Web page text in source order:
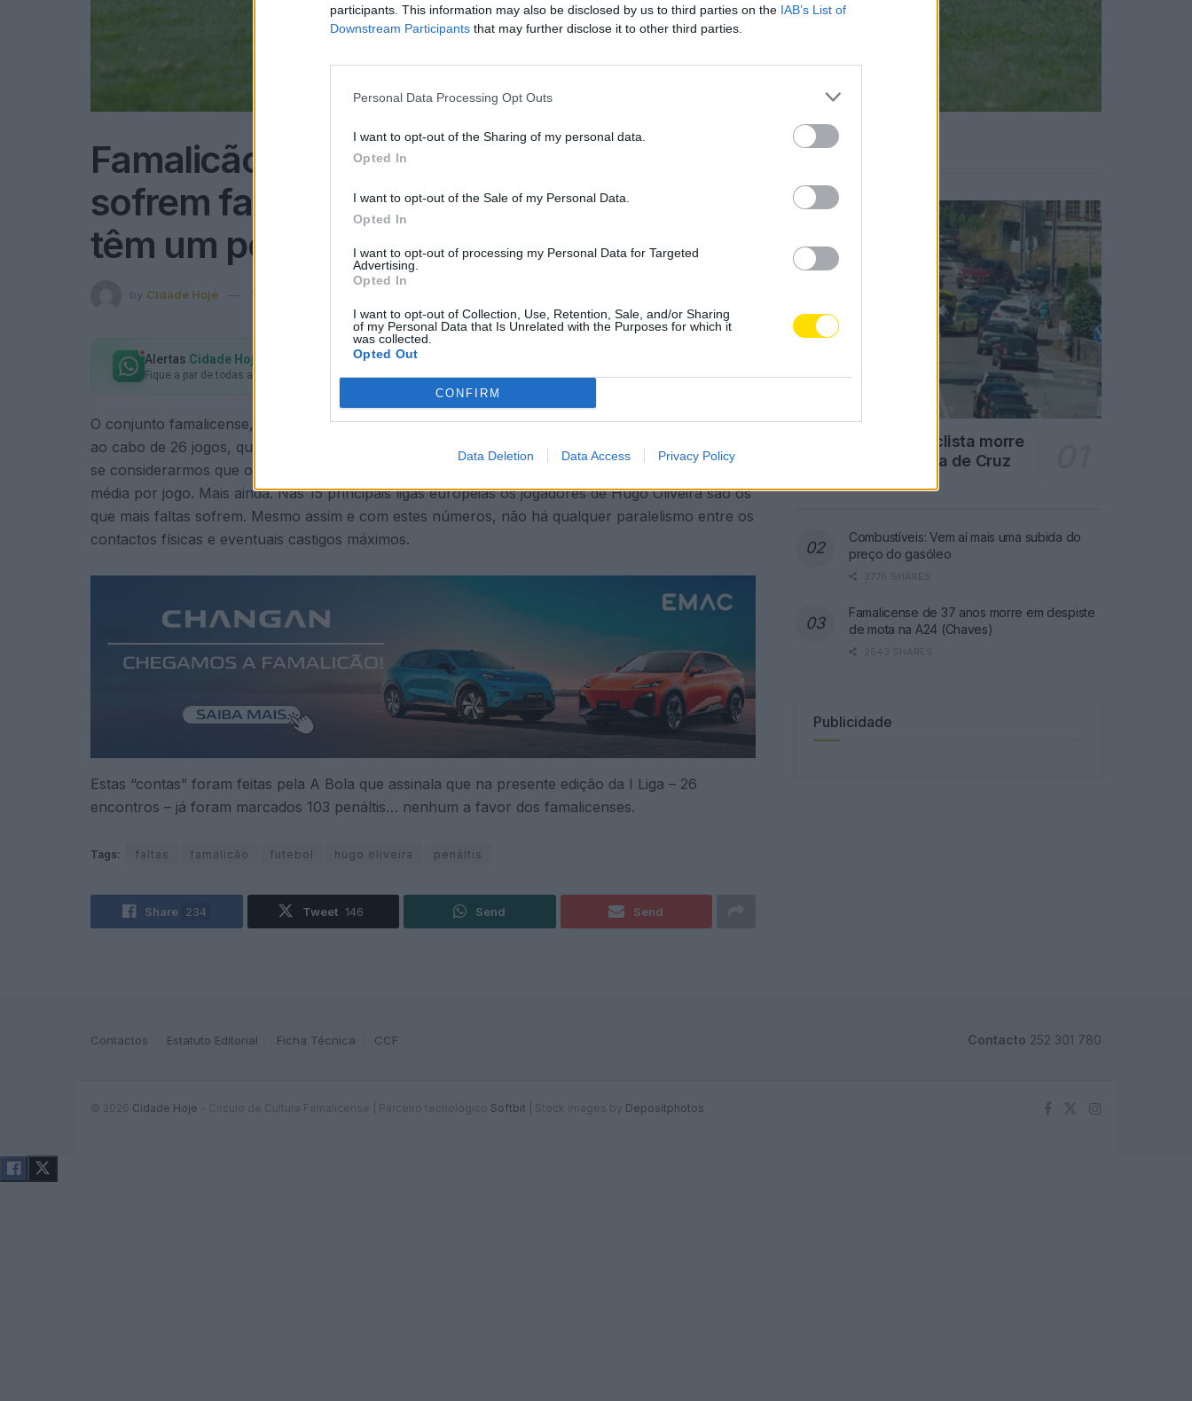
participants. This information may also be disclosed by us to third parties on the IAB’s List of
Downstream Participants that may further disclose it to other third parties.
Personal Data Processing Opt Outs
I want to opt-out of the Sharing of my personal data.
Opted In
I want to opt-out of the Sale of my Personal Data.
Opted In
I want to opt-out of processing my Personal Data for Targeted
Advertising.
Opted In
I want to opt-out of Collection, Use, Retention, Sale, and/or Sharing
of my Personal Data that Is Unrelated with the Purposes for which it
was collected.
Opted Out
CONFIRM
Data Deletion Data Access Privacy Policy
Famalicão: Famalicenses atacam e
sofrem faltas como poucos… mas não
têm um penálti a seu favor
by Cidade Hoje
Alertas Cidade Hoje no seu WhatsApp
Fique a par de todas as notícias em primeira mão!
O conjunto famalicense, apesar de ser dos que mais ataca e mais faltas sofre na I Liga é a único,
ao cabo de 26 jogos, que ainda não usufruiu de uma grande penalidade. Uma situação “estranha”
se considerarmos que o Famalicão é a quinta equipa com mais toques na área adversária – 24,7
média por jogo. Mais ainda. Nas 15 principais ligas europeias os jogadores de Hugo Oliveira são os
que mais faltas sofrem. Mesmo assim e com estes números, não há qualquer paralelismo entre os
contactos físicas e eventuais castigos máximos.
Estas “contas” foram feitas pela A Bola que assinala que na presente edição da I Liga – 26
encontros – já foram marcados 103 penáltis… nenhum a favor dos famalicenses.
Tags: faltas famalicão futebol hugo oliveira penáltis
Share 234 Tweet 146 Send Send
Notícias Populares
Famalicão: Motociclista morre
na N14 na freguesia de Cruz
Combustíveis: Vem aí mais uma subida do
preço do gasóleo
3778 SHARES
Famalicense de 37 anos morre em despiste
de mota na A24 (Chaves)
2543 SHARES
Publicidade
Contactos Estatuto Editorial Ficha Técnica CCF Contacto 252 301 780
© 2026 Cidade Hoje - Circulo de Cultura Famalicense | Parceiro tecnológico Softbit Stock images by Depositphotos